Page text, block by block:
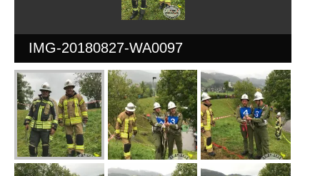
IMG-20180827-WA0097